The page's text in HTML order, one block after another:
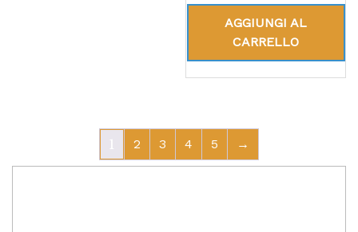
su 5
AGGIUNGI AL
CARRELLO
1 2 3 4 5 →